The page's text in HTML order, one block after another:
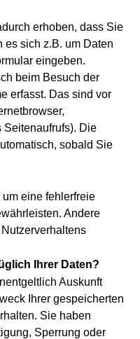
erhoben, dass Sie
es sich z.B. um Daten
eingeben.
beim Besuch der
erfasst. Das sind vor
Seitenaufrufs). Die
sobald Sie
eine fehlerfreie
Andere
Ihrer Daten?
Auskunft
Ihrer gespeicherten
Sie haben
Sperrung oder